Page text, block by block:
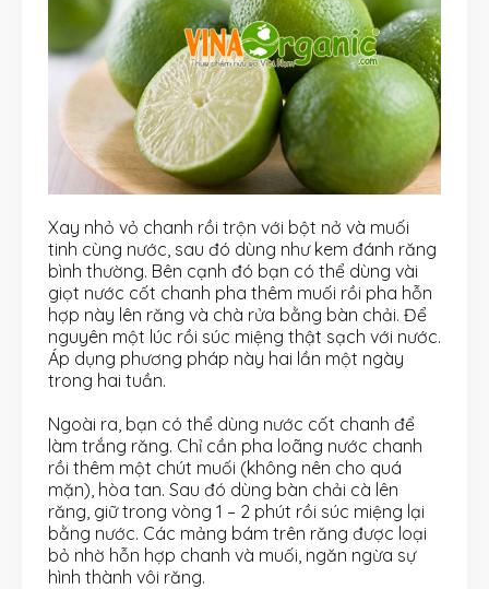
Xay nhỏ vỏ chanh rồi trộn với bột nở và muối
tinh cùng nước, sau đó dùng như kem đánh răng
bình thường. Bên cạnh đó bạn có thể dùng vài
giọt nước cốt chanh pha thêm muối rồi pha hỗn
hợp này lên răng và chà rửa bằng bàn chải. Để
nguyên một lúc rồi súc miệng thật sạch với nước.
Áp dụng phương pháp này hai lần một ngày
trong hai tuần.
Ngoài ra, bạn có thể dùng nước cốt chanh để
làm trắng răng. Chỉ cần pha loãng nước chanh
rồi thêm một chút muối (không nên cho quá
mặn), hòa tan. Sau đó dùng bàn chải cà lên
răng, giữ trong vòng 1 – 2 phút rồi súc miệng lại
bằng nước. Các mảng bám trên răng được loại
bỏ nhờ hỗn hợp chanh và muối, ngăn ngừa sự
hình thành vôi răng.